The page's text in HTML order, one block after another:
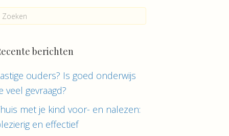
berichten
ouders? Is goed onderwijs
veel gevraagd?
met je kind voor- en nalezen:
en effectief